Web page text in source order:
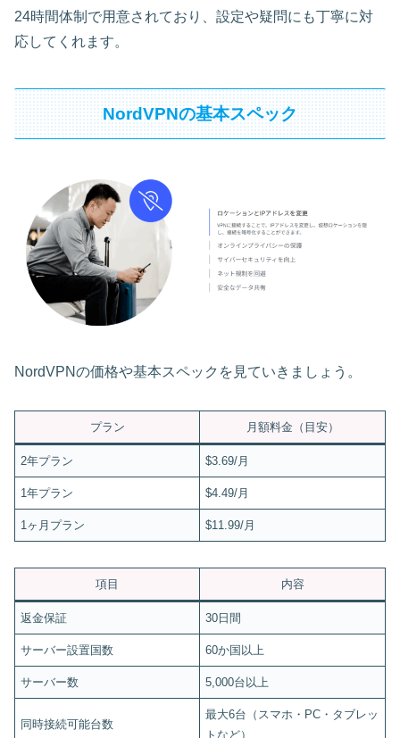
24時間体制で用意されており、設定や疑問にも丁寧に対
応してくれます。
NordVPNの基本スペック
NordVPNの価格や基本スペックを見ていきましょう。
プラン 月額料金（目安）
2年プラン $3.69/月
1年プラン $4.49/月
1ヶ月プラン $11.99/月
項目 内容
返金保証 30日間
サーバー設置国数 60か国以上
サーバー数 5,000台以上
同時接続可能台数
最大6台（スマホ・PC・タブレッ
トなど）